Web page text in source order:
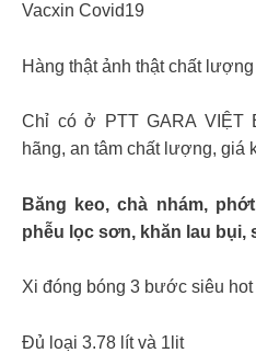
Vacxin Covid19
Hàng thật ảnh thật chất
Chỉ có ở PTT GARA VIỆT
hãng, an tâm chất lượng, giá
Băng keo, chà nhám,
phễu lọc sơn, khăn lau
Xi đóng bóng 3 bước siêu
Đủ loại 3.78 lít và 1lit